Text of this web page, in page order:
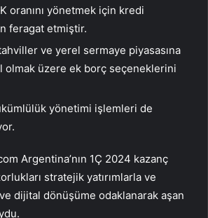
oranını yönetmek için kredi
feragat etmiştir.
ve yerel sermaye piyasasına
olmak üzere ek borç seçeneklerini
yönetimi işlemleri de
Argentina’nın 1Ç 2024 kazanç
stratejik yatırımlarla ve
dijital dönüşüme odaklanarak aşan